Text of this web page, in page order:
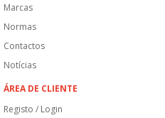
Marcas
Normas
Contactos
Notícias
ÁREA DE CLIENTE
Registo / Login